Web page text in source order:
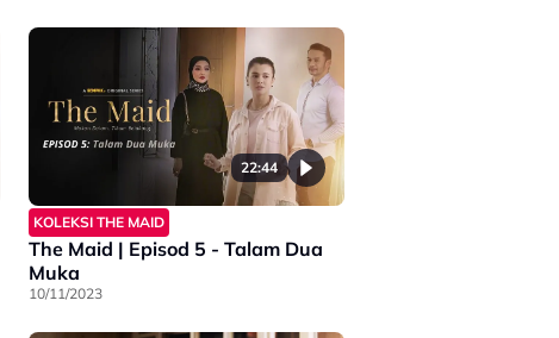
22:44
KOLEKSI THE MAID
The Maid | Episod 5 - Talam Dua
Muka
10/11/2023